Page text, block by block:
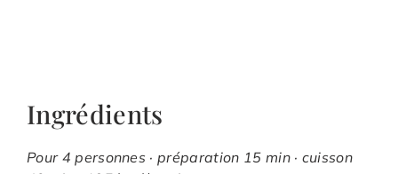
Ingrédients
Pour 4 personnes · préparation 15 min · cuisson